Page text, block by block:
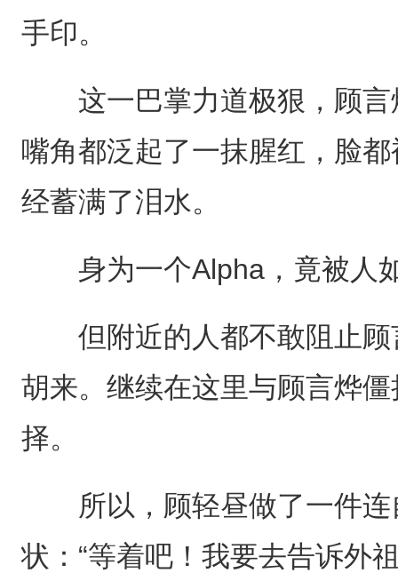
手印。
这一巴掌力道极狠，顾言
嘴角都泛起了一抹腥红，脸
经蓄满了泪水。
身为一个Alpha，竟被人
但附近的人都不敢阻止顾
胡来。继续在这里与顾言烨
择。
所以，顾轻昼做了一件连
状：“等着吧！我要去告诉外